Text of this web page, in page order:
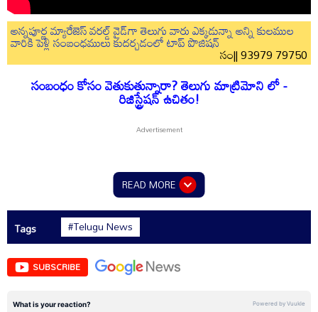
అన్నపూర్ణ మ్యారేజెస్ వరల్డ్ వైడ్‌గా తెలుగు వారు ఎక్కడున్నా అన్ని కులముల
వారికి పెళ్లి సంబంధములు కుదర్చడంలో టాప్ పొజిషన్
సం|| 93979 79750
సంబంధం కోసం వెతుకుతున్నారా? తెలుగు మాట్రిమోని లో -
రిజిస్ట్రేషన్ ఉచితం!
READ MORE
Tags #Telugu News
SUBSCRIBE